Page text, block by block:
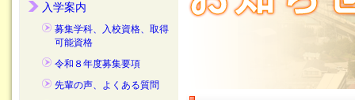
入学案内
募集学科、入校資格、取得
可能資格
令和８年度募集要項
先輩の声、よくある質問